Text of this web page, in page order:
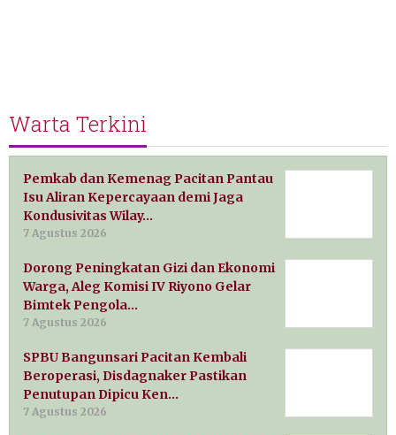
Warta Terkini
Pemkab dan Kemenag Pacitan Pantau
Isu Aliran Kepercayaan demi Jaga
Kondusivitas Wilay…
7 Agustus 2026
Dorong Peningkatan Gizi dan Ekonomi
Warga, Aleg Komisi IV Riyono Gelar
Bimtek Pengola…
7 Agustus 2026
SPBU Bangunsari Pacitan Kembali
Beroperasi, Disdagnaker Pastikan
Penutupan Dipicu Ken…
7 Agustus 2026